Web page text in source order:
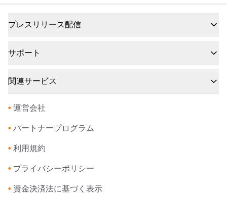
プレスリリース配信
サポート
関連サービス
• 運営会社
• パートナープログラム
• 利用規約
• プライバシーポリシー
• 資金決済法に基づく表示